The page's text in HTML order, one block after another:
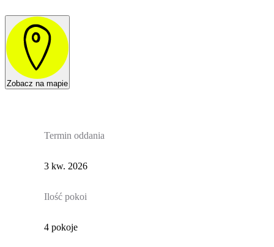
Zobacz na mapie
Termin oddania
3 kw. 2026
Ilość pokoi
4 pokoje